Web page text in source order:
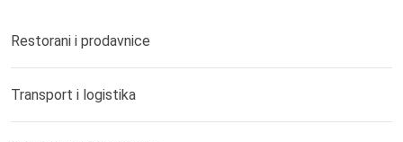
Restorani i prodavnice
Transport i logistika